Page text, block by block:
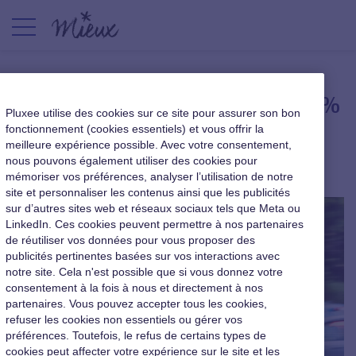
Les salariés heureux sont 31 %
plus productifs
Qualité de vie au travail|13 mars 2018
Pluxee utilise des cookies sur ce site pour assurer son bon
fonctionnement (cookies essentiels) et vous offrir la
meilleure expérience possible. Avec votre consentement,
nous pouvons également utiliser des cookies pour
mémoriser vos préférences, analyser l’utilisation de notre
site et personnaliser les contenus ainsi que les publicités
sur d’autres sites web et réseaux sociaux tels que Meta ou
LinkedIn. Ces cookies peuvent permettre à nos partenaires
de réutiliser vos données pour vous proposer des
publicités pertinentes basées sur vos interactions avec
notre site. Cela n'est possible que si vous donnez votre
consentement à la fois à nous et directement à nos
partenaires. Vous pouvez accepter tous les cookies,
refuser les cookies non essentiels ou gérer vos
préférences. Toutefois, le refus de certains types de
cookies peut affecter votre expérience sur le site et les